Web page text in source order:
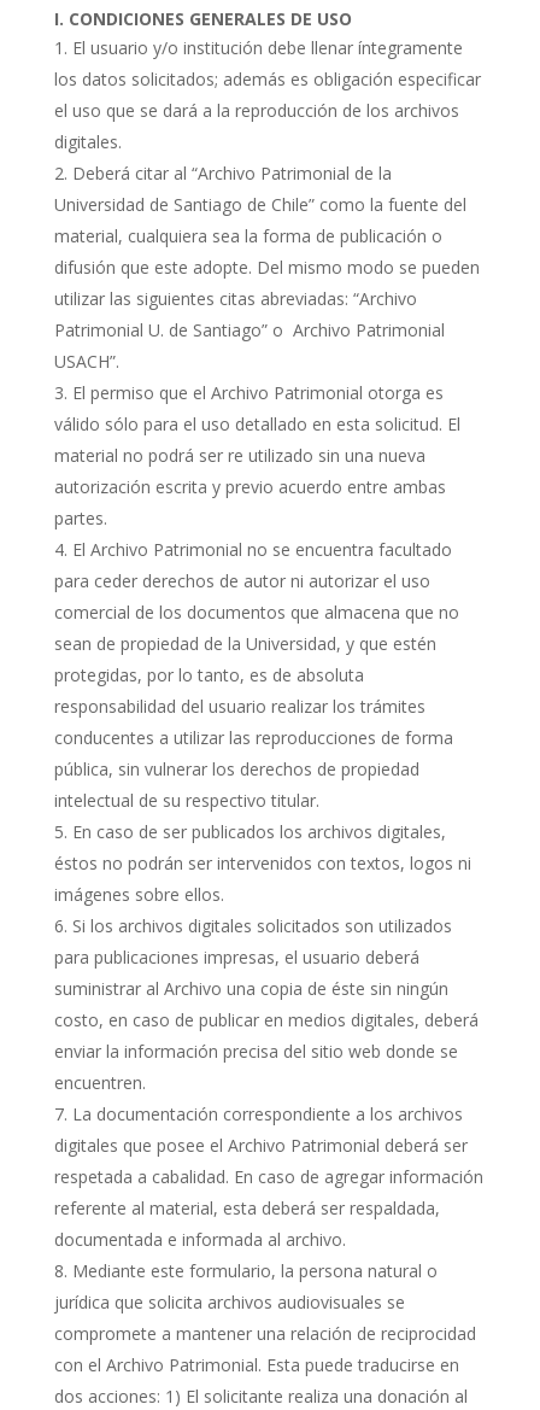
I. CONDICIONES GENERALES DE USO
El usuario y/o institución debe llenar íntegramente
los datos solicitados; además es obligación especificar
el uso que se dará a la reproducción de los archivos
digitales.
Deberá citar al “Archivo Patrimonial de la
Universidad de Santiago de Chile” como la fuente del
material, cualquiera sea la forma de publicación o
difusión que este adopte. Del mismo modo se pueden
utilizar las siguientes citas abreviadas: “Archivo
Patrimonial U. de Santiago” o Archivo Patrimonial
USACH”.
El permiso que el Archivo Patrimonial otorga es
válido sólo para el uso detallado en esta solicitud. El
material no podrá ser re utilizado sin una nueva
autorización escrita y previo acuerdo entre ambas
partes.
El Archivo Patrimonial no se encuentra facultado
para ceder derechos de autor ni autorizar el uso
comercial de los documentos que almacena que no
sean de propiedad de la Universidad, y que estén
protegidas, por lo tanto, es de absoluta
responsabilidad del usuario realizar los trámites
conducentes a utilizar las reproducciones de forma
pública, sin vulnerar los derechos de propiedad
intelectual de su respectivo titular.
En caso de ser publicados los archivos digitales,
éstos no podrán ser intervenidos con textos, logos ni
imágenes sobre ellos.
Si los archivos digitales solicitados son utilizados
para publicaciones impresas, el usuario deberá
suministrar al Archivo una copia de éste sin ningún
costo, en caso de publicar en medios digitales, deberá
enviar la información precisa del sitio web donde se
encuentren.
La documentación correspondiente a los archivos
digitales que posee el Archivo Patrimonial deberá ser
respetada a cabalidad. En caso de agregar información
referente al material, esta deberá ser respaldada,
documentada e informada al archivo.
Mediante este formulario, la persona natural o
jurídica que solicita archivos audiovisuales se
compromete a mantener una relación de reciprocidad
con el Archivo Patrimonial. Esta puede traducirse en
dos acciones: 1) El solicitante realiza una donación al